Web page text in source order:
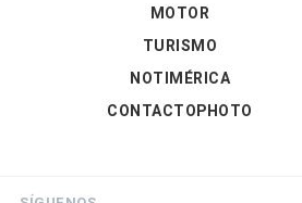
MOTOR
TURISMO
NOTIMÉRICA
CONTACTOPHOTO